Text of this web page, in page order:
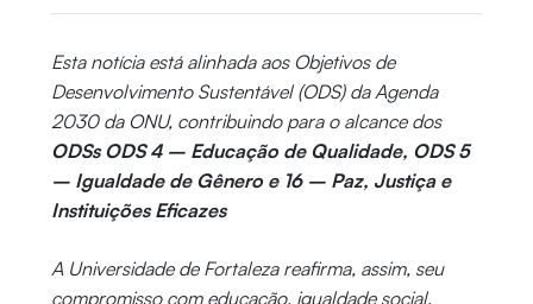
Esta notícia está alinhada aos Objetivos de
Desenvolvimento Sustentável (ODS) da Agenda
2030 da ONU, contribuindo para o alcance dos
ODSs ODS 4 – Educação de Qualidade, ODS 5
– Igualdade de Gênero e 16 – Paz, Justiça e
Instituições Eficazes
A Universidade de Fortaleza reafirma, assim, seu
compromisso com educação, igualdade social,